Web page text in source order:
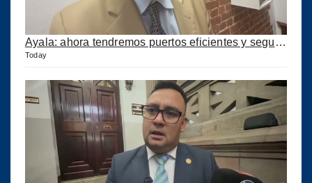
Ayala: ahora tendremos puertos eficientes y seguros con esta ley aprobada
Today